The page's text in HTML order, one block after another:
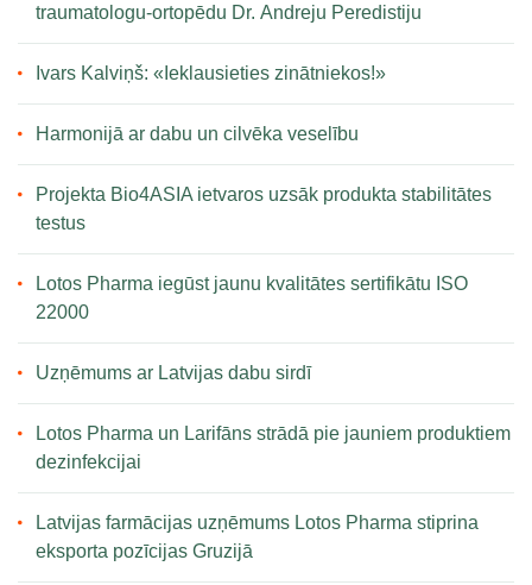
traumatologu-ortopēdu Dr. Andreju Peredistiju
Ivars Kalviņš: «Ieklausieties zinātniekos!»
Harmonijā ar dabu un cilvēka veselību
Projekta Bio4ASIA ietvaros uzsāk produkta stabilitātes
testus
Lotos Pharma iegūst jaunu kvalitātes sertifikātu ISO
22000
Uzņēmums ar Latvijas dabu sirdī
Lotos Pharma un Larifāns strādā pie jauniem produktiem
dezinfekcijai
Latvijas farmācijas uzņēmums Lotos Pharma stiprina
eksporta pozīcijas Gruzijā